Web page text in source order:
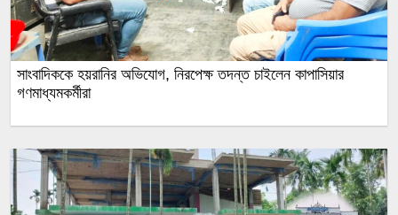
সাংবাদিককে হয়রানির অভিযোগ, নিরপেক্ষ তদন্ত চাইলেন কাপাসিয়ার
গণমাধ্যমকর্মীরা